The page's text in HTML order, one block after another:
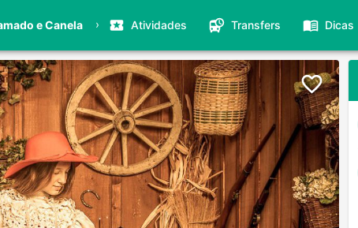
e Canela › Atividades Transfers Dicas